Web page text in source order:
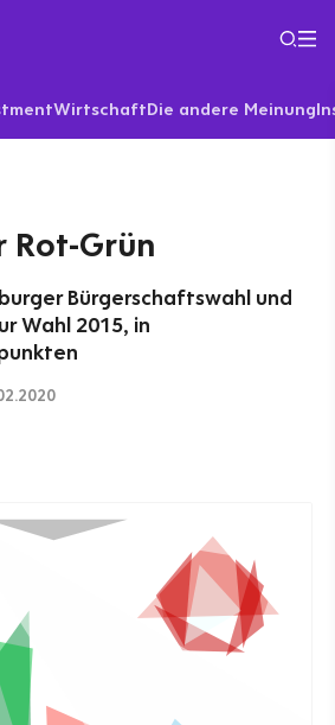
WirtschaftDie andere Meinung
Rot-Grün
Bürgerschaftswahl und
Wahl 2015, in